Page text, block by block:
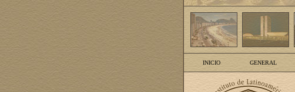
INICIO GENERAL